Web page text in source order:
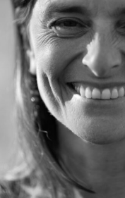
À propos du Salon
Liste des exposant·e·s
Liste des auteur·rice·s